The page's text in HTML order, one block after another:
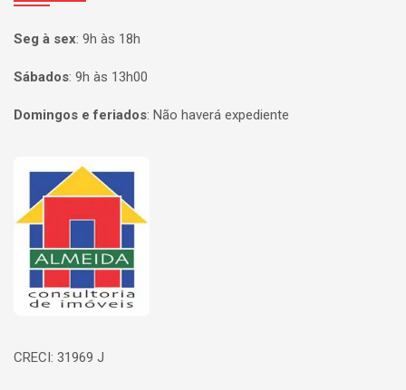
Seg à sex: 9h às 18h
Sábados: 9h às 13h00
Domingos e feriados: Não haverá expediente
Página inicial
CRECI: 31969 J